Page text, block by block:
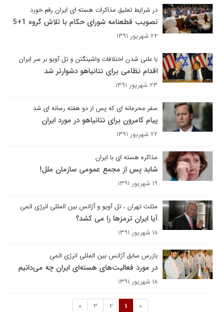
در شرایط تعلیق مذاکرات هسته ای ایران رقم خورد
تصویب قطعنامه شورای حکام با تلاش گروه 1+5
۲۴ شهریور ۱۳۹۱
با علنی شدن اختلافات واشینگتن و تل آویو بر سر ایران
اقدام نظامی برای نتانیاهو دشوارتر شد
۲۳ شهریور ۱۳۹۱
سفر محرمانه ای که پس از دو هفته رسانه ای شد
پیام کامرون برای نتانیاهو در مورد ایران
۲۲ شهریور ۱۳۹۱
مذاکره هسته ای با ایران
شاید پس از مجمع عمومی سازمان ملل!
۱۹ شهریور ۱۳۹۱
مثلث تهران ، تل آویو و آژانس بین المللی انرژی اتمی
آیا ایران ترمزها را می کشد؟
۱۸ شهریور ۱۳۹۱
بازرس سابق آژانس بین المللی انرژی اتمی
در مورد فعالیت‌های هسته‌ای ایران چه می‌دانیم
۱۸ شهریور ۱۳۹۱
«
1
2
3
»